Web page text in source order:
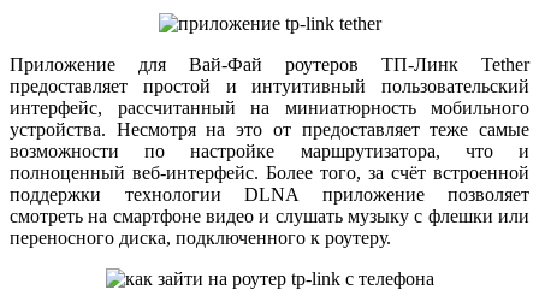
Приложение для Вай-Фай роутеров ТП-Линк Tether
предоставляет простой и интуитивный пользовательский
интерфейс, рассчитанный на миниатюрность мобильного
устройства. Несмотря на это от предоставляет теже самые
возможности по настройке маршрутизатора, что и
полноценный веб-интерфейс. Более того, за счёт встроенной
поддержки технологии DLNA приложение позволяет
смотреть на смартфоне видео и слушать музыку с флешки или
переносного диска, подключенного к роутеру.